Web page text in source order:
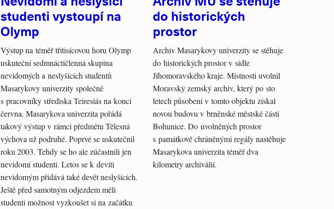
studenti vystoupí na
Olymp
Výstup na téměř třítisícovou horu Olymp
uskuteční sedmnáctičlenná skupina
nevidomých a neslyšících studentů
Masarykovy univerzity společně
s pracovníky střediska Teiresiás na konci
června. Masarykova univerzita pořádá
takový výstup v rámci předmětu Tělesná
výchova už podruhé. Poprvé se uskutečnil
roku 2003. Tehdy se ho ale zúčastnili jen
nevidomí studenti. Letos se k devíti
nevidomým přidává také devět neslyšících.
Ještě před samotným odjezdem měli
studenti možnost vyzkoušet si na začátku
do historických
prostor
Archiv Masarykovy univerzity se stěhuje
do historických prostor v sídle
Jihomoravského kraje. Místnosti uvolnil
Moravský zemský archiv, který po sto
letech působení v tomto objektu získal
novou budovu v brněnské městské části
Bohunice. Do uvolněných prostor
s památkově chráněnými regály nastěhuje
Masarykova univerzita téměř dva
kilometry archiválií.